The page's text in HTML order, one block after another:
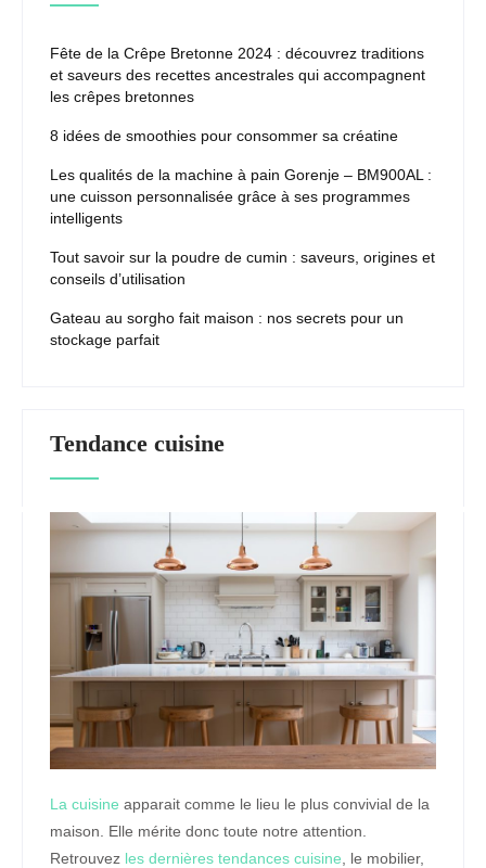
Fête de la Crêpe Bretonne 2024 : découvrez traditions
et saveurs des recettes ancestrales qui accompagnent
les crêpes bretonnes
8 idées de smoothies pour consommer sa créatine
Les qualités de la machine à pain Gorenje – BM900AL :
une cuisson personnalisée grâce à ses programmes
intelligents
Tout savoir sur la poudre de cumin : saveurs, origines et
conseils d’utilisation
Gateau au sorgho fait maison : nos secrets pour un
stockage parfait
Tendance cuisine
La cuisine apparait comme le lieu le plus convivial de la
maison. Elle mérite donc toute notre attention.
Retrouvez les dernières tendances cuisine , le mobilier,